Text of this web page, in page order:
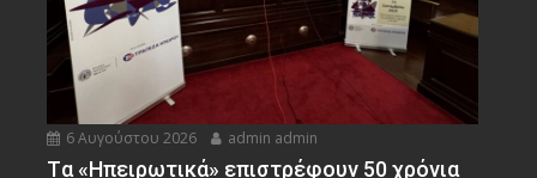
6 Αυγούστου 2026 admin admin
Tα «Ηπειρωτικά» επιστρέφουν 50 χρόνια